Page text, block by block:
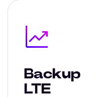
Backup
LTE